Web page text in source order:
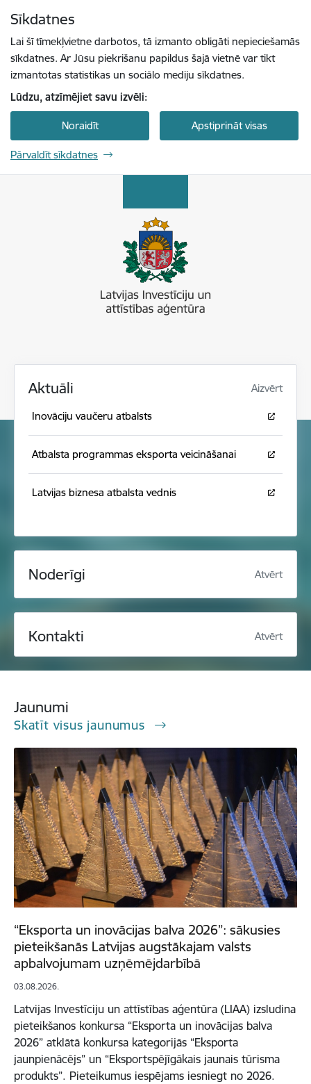
Sīkdatnes
Lai šī tīmekļvietne darbotos, tā izmanto obligāti nepieciešamās
sīkdatnes. Ar Jūsu piekrišanu papildus šajā vietnē var tikt
izmantotas statistikas un sociālo mediju sīkdatnes.
Lūdzu, atzīmējiet savu izvēli:
Noraidīt Apstiprināt visas
Pārvaldīt sīkdatnes
Aktuāli Aizvērt
Inovāciju vaučeru atbalsts
Atbalsta programmas eksporta veicināšanai
Latvijas biznesa atbalsta vednis
Noderīgi Atvērt
Kontakti Atvērt
Jaunumi
Skatīt visus jaunumus
“Eksporta un inovācijas balva 2026”: sākusies
pieteikšanās Latvijas augstākajam valsts
apbalvojumam uzņēmējdarbībā
03.08.2026.
Latvijas Investīciju un attīstības aģentūra (LIAA) izsludina
pieteikšanos konkursa “Eksporta un inovācijas balva
2026” atklātā konkursa kategorijās “Eksporta
jaunpienācējs” un “Eksportspējīgākais jaunais tūrisma
produkts”. Pieteikumus iespējams iesniegt no 2026.